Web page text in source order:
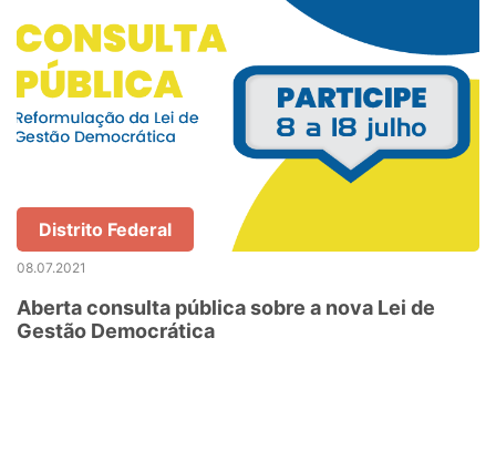
Distrito Federal
08.07.2021
Aberta consulta pública sobre a nova Lei de
Gestão Democrática